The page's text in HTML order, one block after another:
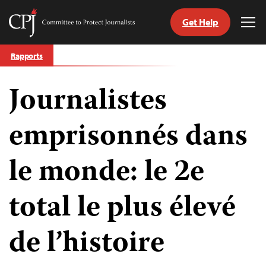
Skip
to
Committee
Journalists
Get Help
Rapports
Journalistes
emprisonnés dans
le monde: le 2e
total le plus élevé
de l’histoire